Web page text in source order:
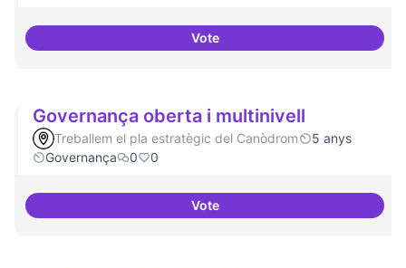
VoteBar obert i dinamitzat
Governança oberta i multinivell
Treballem el pla estratègic del Canòdrom
5 anys
Governança
0 0
VoteGovernança oberta i multinivell